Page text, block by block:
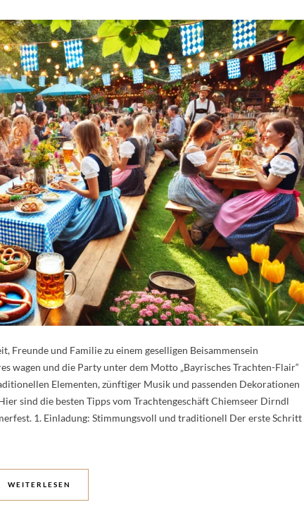
Freunde und Familie zu einem geselligen Beisammensein
wagen und die Party unter dem Motto „Bayrisches Trachten-Flair“
Elementen, zünftiger Musik und passenden Dekorationen
sind die besten Tipps vom Trachtengeschäft Chiemseer Dirndl
1. Einladung: Stimmungsvoll und traditionell Der erste Schritt
WEITERLESEN